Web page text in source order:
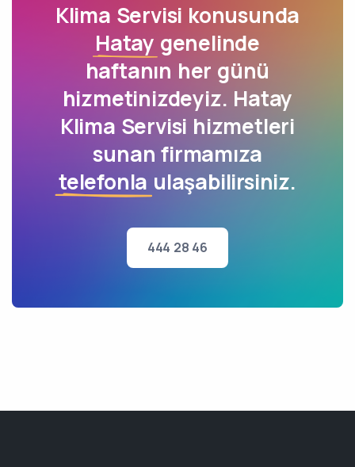
Klima Servisi konusunda
Hatay genelinde
haftanın her günü
hizmetinizdeyiz. Hatay
Klima Servisi hizmetleri
sunan firmamıza
telefonla ulaşabilirsiniz.
444 28 46